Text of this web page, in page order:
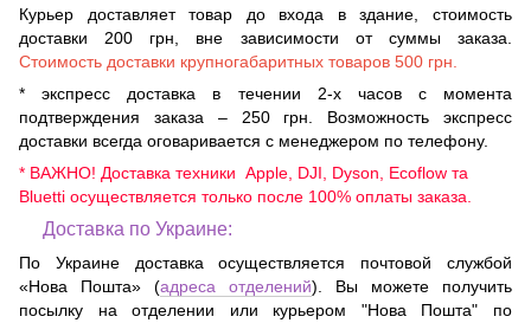
Курьер доставляет товар до входа в здание, стоимость
доставки 200 грн, вне зависимости от суммы заказа.
Стоимость доставки крупногабаритных товаров 500 грн.
* экспресс доставка в течении 2-х часов с момента
подтверждения заказа – 250 грн. Возможность экспресс
доставки всегда оговаривается с менеджером по телефону.
* ВАЖНО! Доставка техники Apple, DJI, Dyson, Ecoflow та
Bluetti осуществляется только после 100% оплаты заказа.
Доставка по Украине:
По Украине доставка осуществляется почтовой службой
«Нова Пошта» (адреса отделений). Вы можете получить
посылку на отделении или курьером "Нова Пошта" по